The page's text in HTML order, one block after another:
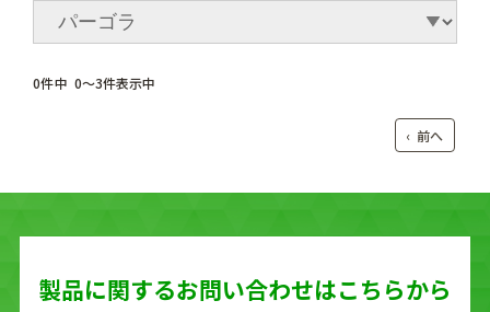
0件中 0〜3件表示中
‹ 前へ
製品に関するお問い合わせはこちらから